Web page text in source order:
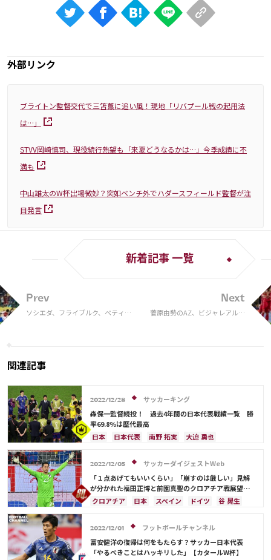
外部リンク
ブライトン監督交代で三笘薫に追い風！現地「リバプール戦の起用法
は…」
STVV岡崎慎司、現役続行熱望も「来夏どうなるかは…」今季成績に不
満も
中山雄太のW杯出場微妙？突如ベンチ外でハダースフィールド監督が注
目発言
Prev
ソシエダ、フライブルク、ベティ
新着記事 一覧
Next
菅原由勢のAZ、ビジャレアルや
関連記事
2022/12/28
サッカーキング
森保一監督続投！ 過去4年間の日本代表戦績一覧 勝
率69.8％は歴代最高
日本
日本代表 南野 拓実
大迫 勇也
三笘 薫
堂安 律 ブラジル
原口 元気
相馬 勇紀
サウジアラビア 韓国
田中 碧
古橋 亨梧
町野 修斗 ドイツ
スペイン
クロアチア
エクアドル ウルグアイ
カナダ
吉田 麻也
佐々木 翔 山根 視来
守田 英正
前田 大然
遠藤 航 カタール
イラン
セルビア
ガーナ カメルーン
谷 晃生
2022/12/05
サッカーダイジェストWeb
「１点あげてもいいくらい」「崩すのは厳しい」見解
が分かれた福田正博と前園真聖のクロアチア戦展望。
決勝T特有のGK起用も？【W杯】
クロアチア 日本 スペイン ドイツ
谷 晃生
権田 修一
シュミット・ダニエル
長友 佑都
吉田 麻也
伊東 純也 守田 英正
鎌田 大地
前田 大然
遠藤 航 エクアドル
日本代表
2022/12/01
フットボールチャンネル
冨安健洋の復帰は何をもたらす？サッカー日本代表
「やるべきことはハッキリした」【カタールW杯】